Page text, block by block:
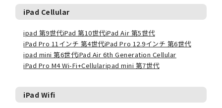
iPad Cellular
ipad 第9世代iPad 第10世代iPad Air 第5世代
iPad Pro 11インチ 第4世代iPad Pro 12.9インチ 第6世代
ipad mini 第6世代iPad Air 6th Generation Cellular
iPad Pro M4 Wi-Fi+Cellularipad mini 第7世代
iPad Wifi